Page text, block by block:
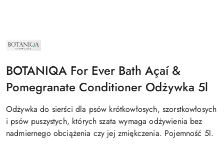
NAZWA
PRODUCENTA:
BOTANIQA For Ever Bath Açaí &
Pomegranate Conditioner Odżywka 5l
Odżywka do sierści dla psów krótkowłosych, szorstkowłosych
i psów puszystych, których szata wymaga odżywienia bez
nadmiernego obciążenia czy jej zmiękczenia. Pojemność 5l.